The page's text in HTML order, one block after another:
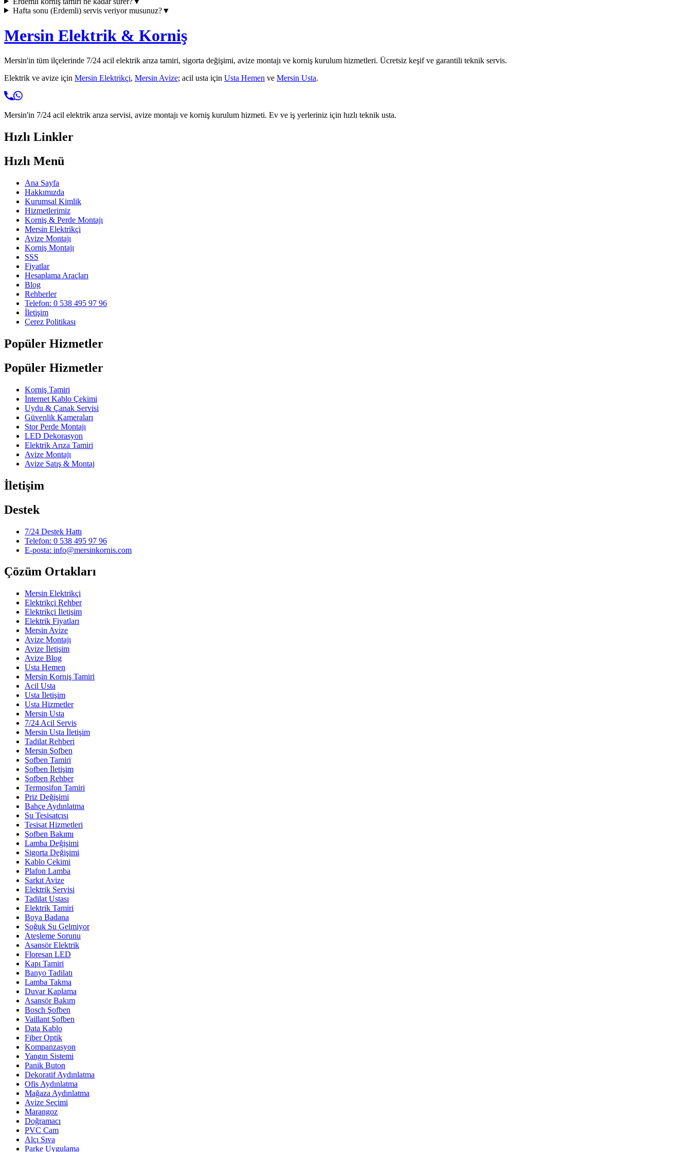
Hafta sonu (Erdemli) servis veriyor musunuz?▼
Mersin Elektrik & Korniş
Mersin'in tüm ilçelerinde 7/24 acil elektrik arıza tamiri, sigorta değişimi, avize montajı ve korniş kurulum hizmetleri. Ücretsiz keşif ve garantili teknik servis.
Elektrik ve avize için Mersin Elektrikçi, Mersin Avize; acil usta için Usta Hemen ve Mersin Usta.
Mersin'in 7/24 acil elektrik arıza servisi, avize montajı ve korniş kurulum hizmeti. Ev ve iş yerleriniz için hızlı teknik usta.
Hızlı Linkler
Hızlı Menü
Ana Sayfa
Hakkımızda
Kurumsal Kimlik
Hizmetlerimiz
Korniş & Perde Montajı
Mersin Elektrikçi
Avize Montajı
Korniş Montajı
SSS
Fiyatlar
Hesaplama Araçları
Blog
Rehberler
Telefon: 0 538 495 97 96
İletişim
Çerez Politikası
Popüler Hizmetler
Popüler Hizmetler
Korniş Tamiri
İnternet Kablo Çekimi
Uydu & Çanak Servisi
Güvenlik Kameraları
Stor Perde Montajı
LED Dekorasyon
Elektrik Arıza Tamiri
Avize Montajı
Avize Satış & Montaj
İletişim
Destek
7/24 Destek Hattı
Telefon: 0 538 495 97 96
E-posta: info@mersinkornis.com
Çözüm Ortakları
Mersin Elektrikçi
Elektrikçi Rehber
Elektrikçi İletişim
Elektrik Fiyatları
Mersin Avize
Avize Montajı
Avize İletişim
Avize Blog
Usta Hemen
Mersin Korniş Tamiri
Acil Usta
Usta İletişim
Usta Hizmetler
Mersin Usta
7/24 Acil Servis
Mersin Usta İletişim
Tadilat Rehberi
Mersin Şofben
Şofben Tamiri
Şofben İletişim
Şofben Rehber
Termosifon Tamiri
Priz Değişimi
Bahçe Aydınlatma
Su Tesisatçısı
Tesisat Hizmetleri
Şofben Bakımı
Lamba Değişimi
Sigorta Değişimi
Kablo Çekimi
Plafon Lamba
Sarkıt Avize
Elektrik Servisi
Tadilat Ustası
Elektrik Tamiri
Boya Badana
Soğuk Su Gelmiyor
Ateşleme Sorunu
Asansör Elektrik
Floresan LED
Kapı Tamiri
Banyo Tadilatı
Lamba Takma
Duvar Kaplama
Asansör Bakım
Bosch Şofben
Vaillant Şofben
Data Kablo
Fiber Optik
Kompanzasyon
Yangın Sistemi
Panik Buton
Dekoratif Aydınlatma
Ofis Aydınlatma
Mağaza Aydınlatma
Avize Seçimi
Marangoz
Doğramacı
PVC Cam
Alçı Sıva
Parke Uygulama